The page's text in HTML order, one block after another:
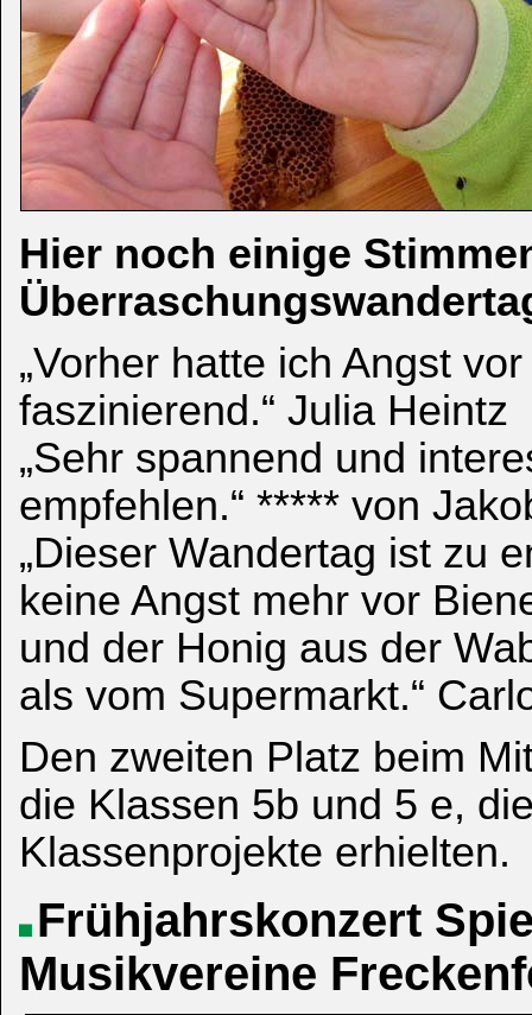
Hier noch einige
„Vorher hatte ich Angst
faszinierend.“ Julia Heintz
„Sehr spannend und
empfehlen.“ ***** von
„Dieser Wandertag ist zu
keine Angst mehr vor
und der Honig aus der
als vom Supermarkt.“
Den zweiten Platz beim
die Klassen 5b und 5 e,
Klassenprojekte erhielten.
Frühjahrskonzert
Musikvereine